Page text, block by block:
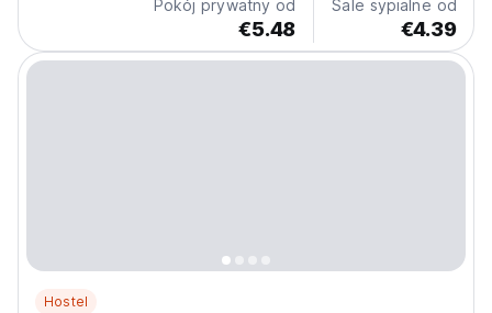
Pokój prywatny od
€5.48
Sale sypialne od
€4.39
Hostel